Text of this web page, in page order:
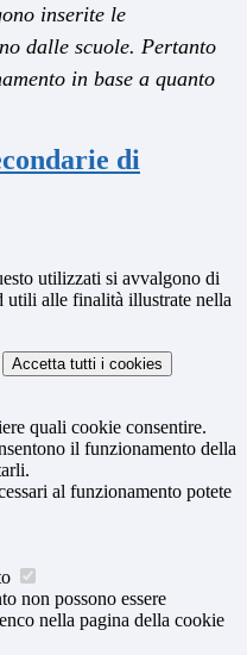
inserite le
dalle scuole. Pertanto
in base a quanto
di
utilizzati si avvalgono di
utili alle finalità illustrate nella
Accetta tutti i cookies
quali cookie consentire.
il funzionamento della
al funzionamento potete
non possono essere
nella pagina della cookie